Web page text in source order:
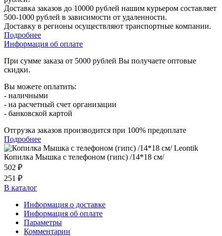
Доставка заказов до 10000 рублей нашим курьером составляет
500-1000 рублей в зависимости от удаленности.
Доставку в регионы осуществляют транспортные компании.
Подробнее
Информация об оплате
При сумме заказа от 5000 рублей Вы получаете оптовые
скидки.
Вы можете оплатить:
- наличными
- на расчетный счет организации
- банковской картой
Отгрузка заказов производится при 100% предоплате
Подробнее
Копилка Мышка с телефоном (гипс) /14*18 см/
502 ₽
251 ₽
В каталог
Информация о доставке
Информация об оплате
Параметры
Комментарии